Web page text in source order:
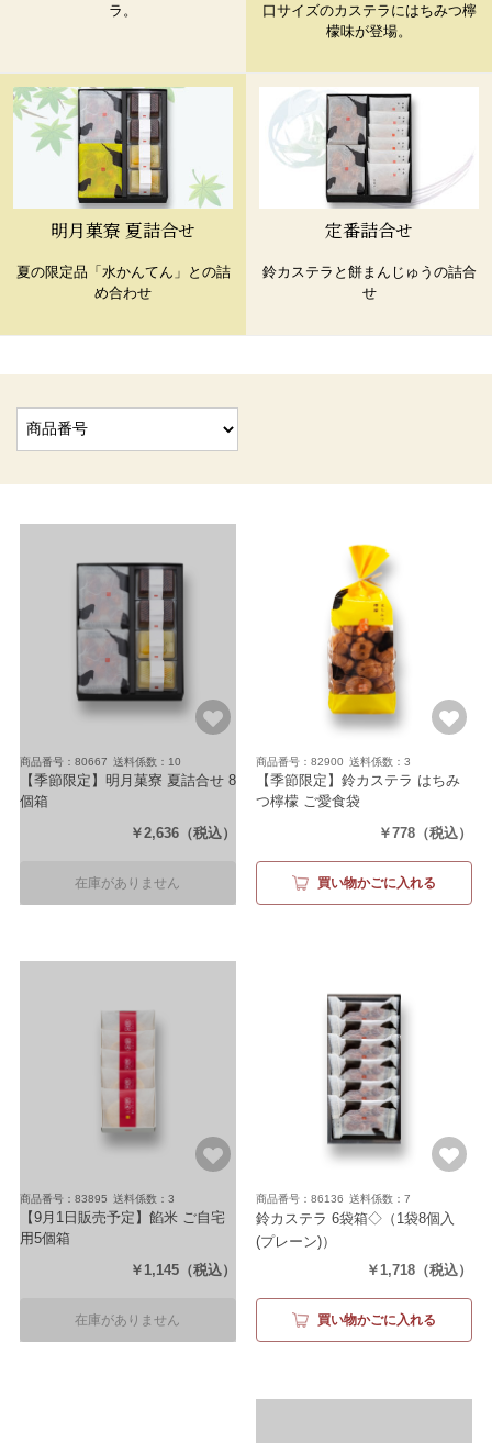
ラ。
口サイズのカステラにはちみつ檸
檬味が登場。
明月菓寮 夏詰合せ
夏の限定品「水かんてん」との詰
め合わせ
定番詰合せ
鈴カステラと餅まんじゅうの詰合
せ
商品番号：80667 送料係数：10
【季節限定】明月菓寮 夏詰合せ 8
個箱
（水かんてん(小豆2個・フルーツ
￥2,636 （税込）
在庫がありません
商品番号：82900 送料係数：3
【季節限定】鈴カステラ はちみ
つ檸檬 ご愛食袋
￥778 （税込）
買い物かごに入れる
商品番号：83895 送料係数：3
【9月1日販売予定】餡米 ご自宅
用5個箱
￥1,145 （税込）
在庫がありません
商品番号：86136 送料係数：7
鈴カステラ 6袋箱◇（1袋8個入
(プレーン)）
￥1,718 （税込）
買い物かごに入れる